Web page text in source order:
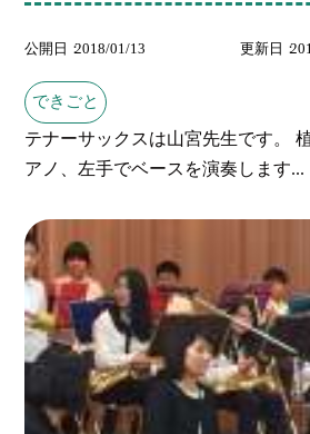
公開日 2018/01/13 更新日
できごと
テナーサックスは山宮先生です。
アノ、左手でベースを演奏します...